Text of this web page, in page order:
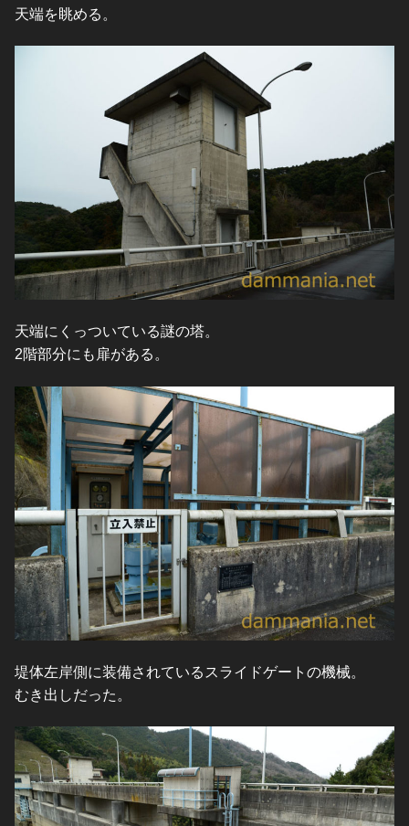
天端を眺める。
天端にくっついている謎の塔。
2階部分にも扉がある。
堤体左岸側に装備されているスライドゲートの機械。
むき出しだった。